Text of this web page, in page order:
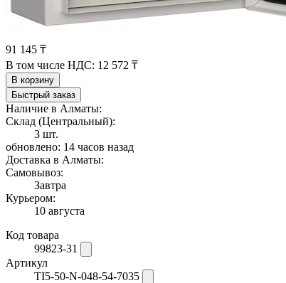
91 145 ₸
В том числе НДС: 12 572 ₸
В корзину
Быстрый заказ
Наличие в Алматы:
Склад (Центральный):
3 шт.
обновлено: 14 часов назад
Доставка в Алматы:
Самовывоз:
Завтра
Курьером:
10 августа
Код товара
99823-31
Артикул
TI5-50-N-048-54-7035